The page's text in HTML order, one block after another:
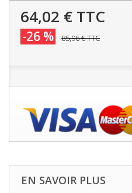
64,02 € TTC
-26 % 85,96 €TTC
EN SAVOIR PLUS